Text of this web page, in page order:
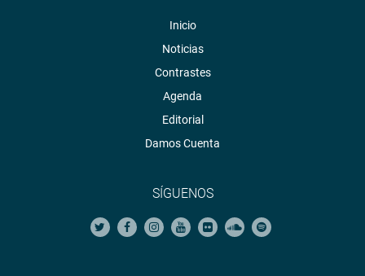
Inicio
Noticias
Contrastes
Agenda
Editorial
Damos Cuenta
SÍGUENOS